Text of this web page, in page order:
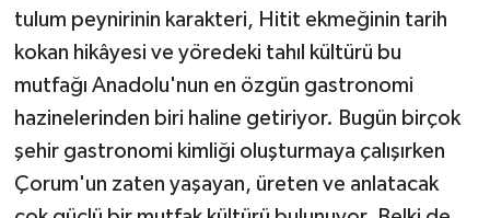
tulum peynirinin karakteri, Hitit ekmeğinin tarih
kokan hikâyesi ve yöredeki tahıl kültürü bu
mutfağı Anadolu'nun en özgün gastronomi
hazinelerinden biri haline getiriyor. Bugün birçok
şehir gastronomi kimliği oluşturmaya çalışırken
Çorum'un zaten yaşayan, üreten ve anlatacak